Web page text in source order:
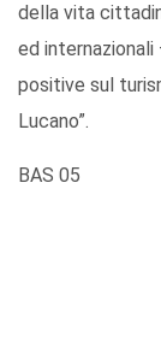
della vita
ed
positive sul
Lucano”.
BAS 05